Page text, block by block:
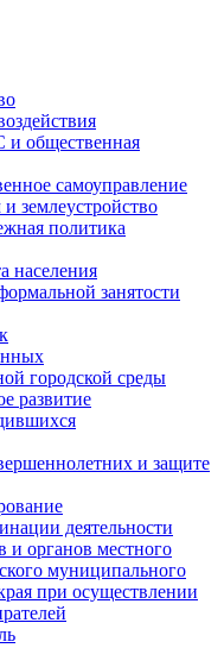
и общественная
самоуправление
землеустройство
политика
населения
занятости
городской среды
развитие
и защите
деятельности
и органов местного
муниципального
при осуществлении